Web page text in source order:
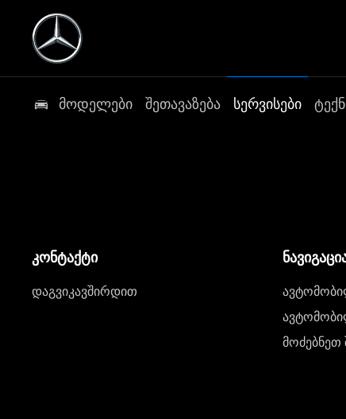
მოდელები შეთავაზება სერვისები
კონტაქტი
დაგვიკავშირდით
მოძებნეთ